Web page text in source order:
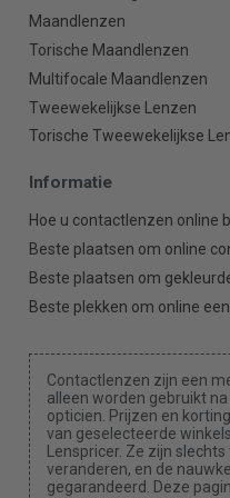
Maandlenzen
Torische Maandlenzen
Multifocale Maandlenzen
Tweewekelijkse Lenzen
Torische Tweewekelijkse
Informatie
Hoe u contactlenzen online
Beste plaatsen om online
Beste plaatsen om
Beste plekken om online
Contactlenzen zijn een
alleen worden gebruikt
opticien. Prijzen en
van geselecteerde
Lenspricer. Ze zijn
veranderen, en de
gegarandeerd. Deze